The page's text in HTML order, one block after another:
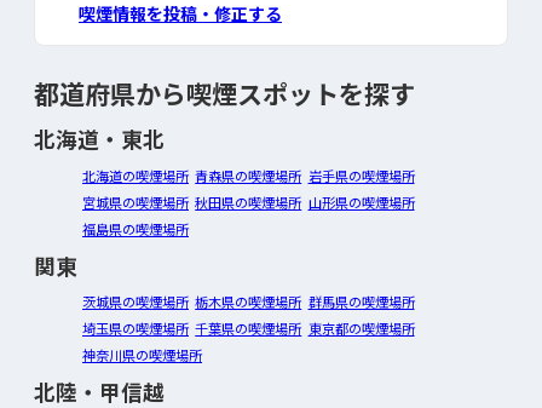
喫煙情報を投稿・修正する
都道府県から喫煙スポットを探す
北海道・東北
北海道の喫煙場所 青森県の喫煙場所 岩手県の喫煙場所
宮城県の喫煙場所 秋田県の喫煙場所 山形県の喫煙場所
福島県の喫煙場所
関東
茨城県の喫煙場所 栃木県の喫煙場所 群馬県の喫煙場所
埼玉県の喫煙場所 千葉県の喫煙場所 東京都の喫煙場所
神奈川県の喫煙場所
北陸・甲信越